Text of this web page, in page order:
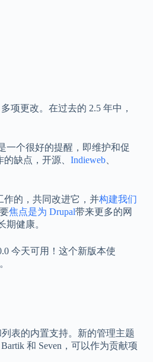
项更改。在过去的 2.5 年中，
一个很好的提醒，即维护和促
缺点，开源、 Indieweb
作的，共同改进它，并构建我们
焦点是为 Drupal带来更多的网
健康。
今天可用！这个新版本使
表的内置支持。新的管理主题
和 Seven，可以作为贡献项